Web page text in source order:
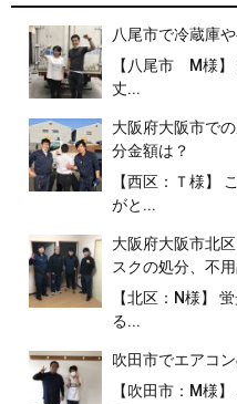
八尾市で冷蔵庫
【八尾市 M様】
丈...
大阪府大阪市で
分金額は？
【西区：Ｔ様】
がと...
大阪府大阪市北
スクの処分、不
【北区：N様】
る...
吹田市でエアコ
【吹田市：M様